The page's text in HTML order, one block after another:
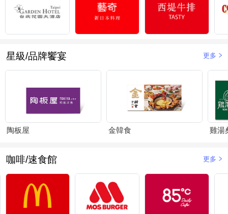
星級/品牌饗宴 更多
陶板屋 金韓食 雞湯
咖啡/速食館 更多